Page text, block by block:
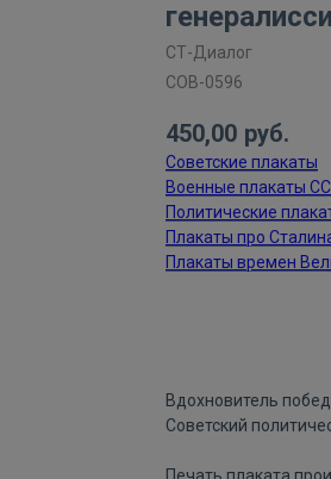
СТ-Диалог
СОВ-0596
450,00 руб.
Советские плакаты
Военные плакаты
Политические
Плакаты про
Плакаты времен
Вдохновитель
Советский